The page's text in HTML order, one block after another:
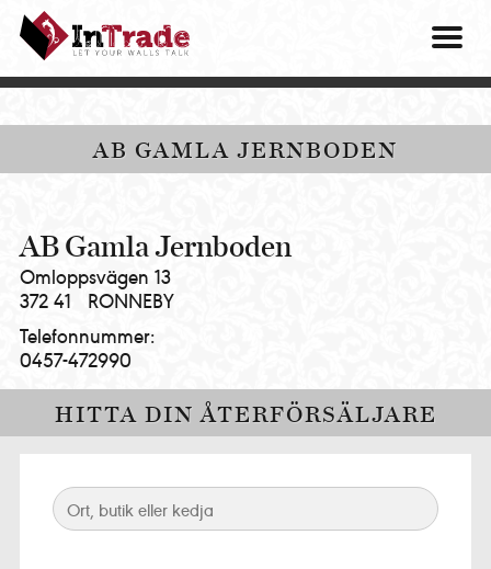
Intrade
ITG
AB
|
your
talk
AB GAMLA JERNBODEN
AB Gamla Jernboden
Omloppsvägen 13
372 41
RONNEBY
Telefonnummer:
0457-472990
HITTA DIN ÅTERFÖRSÄLJARE
OM
VÅRA
HITTA